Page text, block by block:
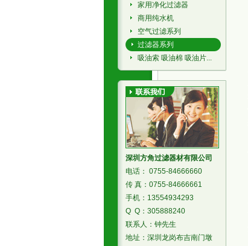
家用净化过滤器
商用纯水机
空气过滤系列
过滤器系列
吸油索 吸油棉 吸油片...
深圳方角过滤器材有限公司
电话： 0755-84666660
传 真：0755-84666661
手机：13554934293
Q Q：305888240
联系人：钟先生
地址：深圳龙岗布吉南门墩